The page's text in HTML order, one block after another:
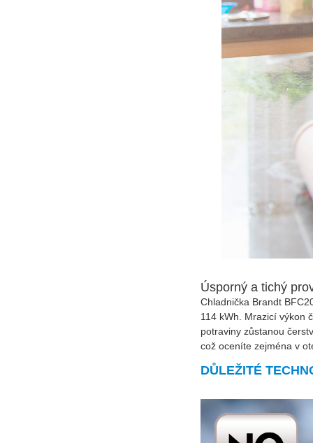
Úsporný a tichý
Chladnička Brandt
114 kWh. Mrazicí výkon
potraviny zůstanou
což oceníte zejména v
DŮLEŽITÉ